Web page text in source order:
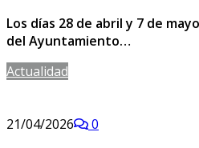
Los días 28 de abril y 7 de
del Ayuntamiento…
Actualidad
21/04/2026 0